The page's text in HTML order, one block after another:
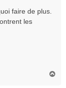
faire de plus.
les